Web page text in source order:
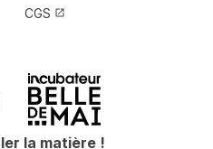
CGS
la matière !